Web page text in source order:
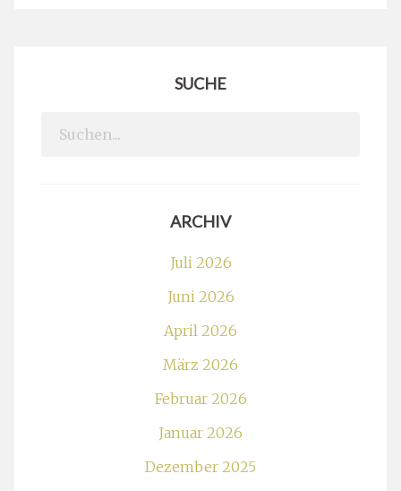
SUCHE
Search
ARCHIV
Juli 2026
Juni 2026
April 2026
März 2026
Februar 2026
Januar 2026
Dezember 2025